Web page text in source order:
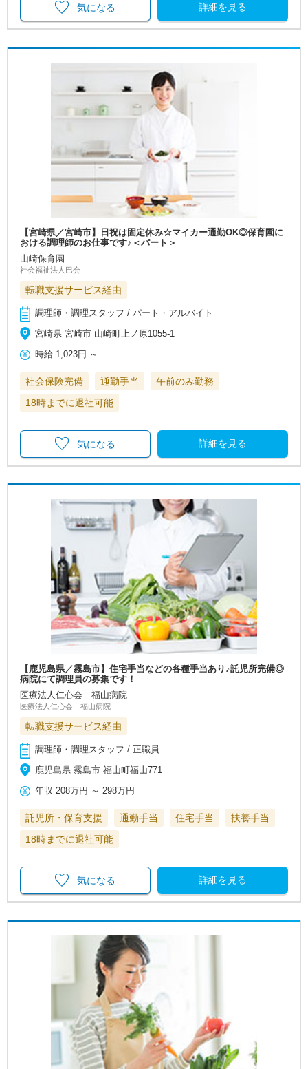
詳細を見る
気になる
【宮崎県／宮崎市】日祝は固定休み☆マイカー通勤OK◎保育園に
おける調理師のお仕事です♪＜パート＞
山崎保育園
社会福祉法人巴会
転職支援サービス経由
調理師・調理スタッフ / パート・アルバイト
宮崎県 宮崎市 山崎町上ノ原1055-1
時給 1,023円 ～
社会保険完備 通勤手当
午前のみ勤務
18時までに退社可能
詳細を見る
気になる
【鹿児島県／霧島市】住宅手当などの各種手当あり♪託児所完備◎
病院にて調理員の募集です！
医療法人仁心会 福山病院
医療法人仁心会 福山病院
転職支援サービス経由
調理師・調理スタッフ / 正職員
鹿児島県 霧島市 福山町福山771
年収 208万円 ～298万円
託児所・保育支援 通勤手当 住宅手当
扶養手当
18時までに退社可能
詳細を見る
気になる